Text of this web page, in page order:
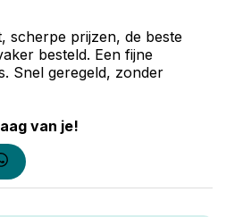
scherpe prijzen, de beste
besteld. Een fijne
Snel geregeld, zonder
van je!